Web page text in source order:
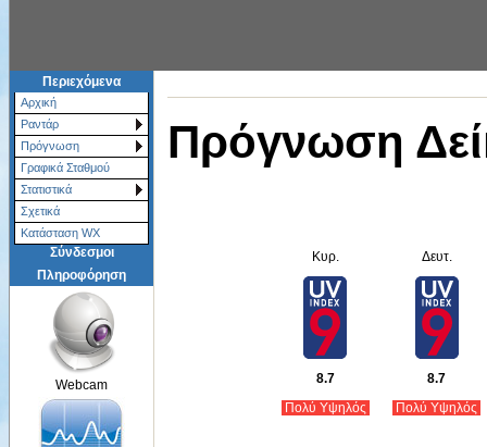
Περιεχόμενα
Αρχική
Ραντάρ
Πρόγνωση
Γραφικά Σταθμού
Στατιστικά
Σχετικά
Κατάσταση WX
Σύνδεσμοι
Πληροφόρηση
Webcam
Πρόγνωση
Κυρ. Δευτ.
8.7
8.7
Πολύ Υψηλός
Πολύ Υψηλός